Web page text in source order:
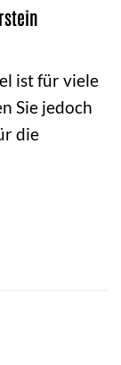
ist für viele
Sie jedoch
die